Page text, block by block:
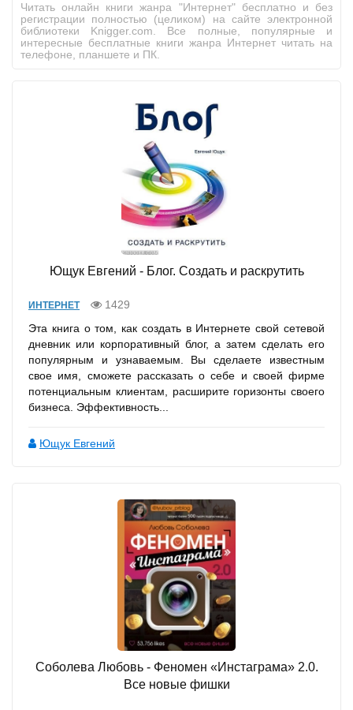
Читать онлайн книги жанра "Интернет" бесплатно и без
регистрации полностью (целиком) на сайте электронной
библиотеки Knigger.com. Все полные, популярные и
интересные бесплатные книги жанра Интернет читать на
телефоне, планшете и ПК.
Ющук Евгений - Блог. Создать и раскрутить
ИНТЕРНЕТ
1429
Эта книга о том, как создать в Интернете свой сетевой
дневник или корпоративный блог, а затем сделать его
популярным и узнаваемым. Вы сделаете известным
свое имя, сможете рассказать о себе и своей фирме
потенциальным клиентам, расширите горизонты своего
бизнеса. Эффективность...
Ющук Евгений
Соболева Любовь - Феномен «Инстаграма» 2.0.
Все новые фишки